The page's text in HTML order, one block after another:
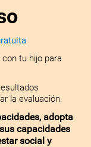
tu hijo para
la evaluación.
adopta
capacidades
social y